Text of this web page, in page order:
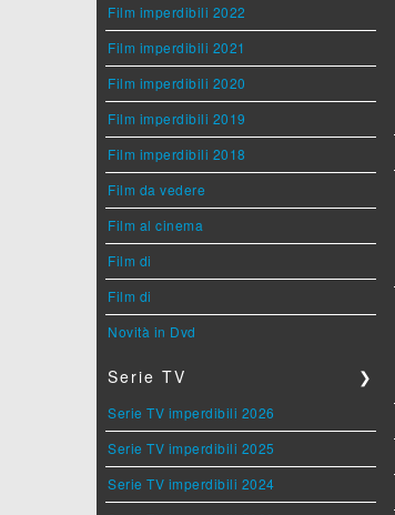
Film imperdibili 2022
Film imperdibili 2021
Film imperdibili 2020
Film imperdibili 2019
Film imperdibili 2018
Film da vedere
Film al cinema
Film di
Film di
Novità in Dvd
Serie TV ❯
Serie TV imperdibili 2026
Serie TV imperdibili 2025
Serie TV imperdibili 2024